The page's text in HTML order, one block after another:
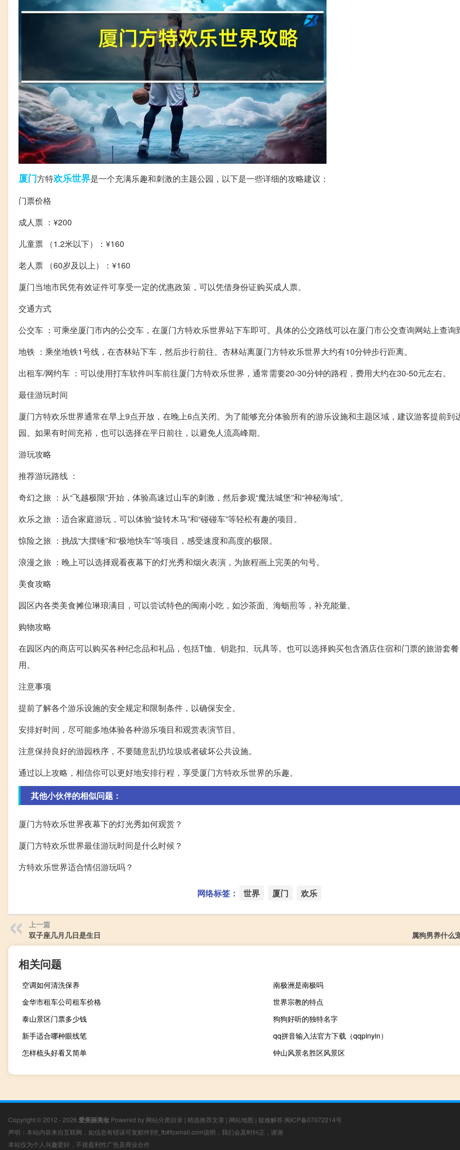
厦门方特欢乐世界是一个充满乐趣和刺激的主题公园，以下是一些详细的攻略建议：
门票价格
成人票 ：¥200
儿童票 （1.2米以下）：¥160
老人票 （60岁及以上）：¥160
厦门当地市民凭有效证件可享受一定的优惠政策，可以凭借身份证购买成人票。
交通方式
公交车 ：可乘坐厦门市内的公交车，在厦门方特欢乐世界站下车即可。具体的公交路线可以在厦门市公交查询网站上查询
地铁 ：乘坐地铁1号线，在杏林站下车，然后步行前往。杏林站离厦门方特欢乐世界大约有10分钟步行距离。
出租车/网约车 ：可以使用打车软件叫车前往厦门方特欢乐世界，通常需要20-30分钟的路程，费用大约在30-50元左右。
最佳游玩时间
厦门方特欢乐世界通常在早上9点开放，在晚上6点关闭。为了能够充分体验所有的游乐设施和主题区域，建议游客提前到
园。如果有时间充裕，也可以选择在平日前往，以避免人流高峰期。
游玩攻略
推荐游玩路线 ：
奇幻之旅 ：从“飞越极限”开始，体验高速过山车的刺激，然后参观“魔法城堡”和“神秘海域”。
欢乐之旅 ：适合家庭游玩，可以体验“旋转木马”和“碰碰车”等轻松有趣的项目。
惊险之旅 ：挑战“大摆锤”和“极地快车”等项目，感受速度和高度的极限。
浪漫之旅 ：晚上可以选择观看夜幕下的灯光秀和烟火表演，为旅程画上完美的句号。
美食攻略
园区内各类美食摊位琳琅满目，可以尝试特色的闽南小吃，如沙茶面、海蛎煎等，补充能量。
购物攻略
在园区内的商店可以购买各种纪念品和礼品，包括T恤、钥匙扣、玩具等。也可以选择购买包含酒店住宿和门票的旅游套
用。
注意事项
提前了解各个游乐设施的安全规定和限制条件，以确保安全。
安排好时间，尽可能多地体验各种游乐项目和观赏表演节目。
注意保持良好的游园秩序，不要随意乱扔垃圾或者破坏公共设施。
通过以上攻略，相信你可以更好地安排行程，享受厦门方特欢乐世界的乐趣。
其他小伙伴的相似问题：
厦门方特欢乐世界夜幕下的灯光秀如何观赏？
厦门方特欢乐世界最佳游玩时间是什么时候？
方特欢乐世界适合情侣游玩吗？
网络标签： 世界 厦门 欢乐
上一篇
双子座几月几日是生日
属狗男养什么
相关问题
空调如何清洗保养
南极洲是南极吗
金华市租车公司租车价格
世界宗教的特点
泰山景区门票多少钱
狗狗好听的独特名字
新手适合哪种眼线笔
qq拼音输入法官方下载（qqpinyin）
怎样梳头好看又简单
钟山风景名胜区风景区
Copyright © 2012 - 2026 爱美丽美妆 Powered by 网站分类目录 | 精选推荐文章 | 网站地图 | 疑难解答 闽ICP备07072214号
声明：本站内容来自互联网，如信息有错误可发邮件到f_fb#foxmail.com说明，我们会及时纠正，谢谢
本站仅为个人兴趣爱好，不接盈利性广告及商业合作